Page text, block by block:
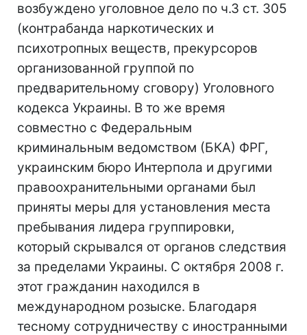
возбуждено уголовное дело по ч.3 ст. 305
(контрабанда наркотических и
психотропных веществ, прекурсоров
организованной группой по
предварительному сговору) Уголовного
кодекса Украины. В то же время
совместно с Федеральным
криминальным ведомством (БКА) ФРГ,
украинским бюро Интерпола и другими
правоохранительными органами был
приняты меры для установления места
пребывания лидера группировки,
который скрывался от органов следствия
за пределами Украины. С октября 2008 г.
этот гражданин находился в
международном розыске. Благодаря
тесному сотрудничеству с иностранными